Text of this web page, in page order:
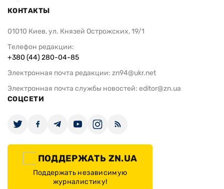
КОНТАКТЫ
01010 Киев, ул. Князей Острожских, 19/1
Телефон редакции:
+380 (44) 280-04-85
Электронная почта редакции: zn94@ukr.net
Электронная почта службы новостей: editor@zn.ua
СОЦСЕТИ
ПОДДЕРЖАТЬ ZN.UA
Поддержать независимую
журналистику!